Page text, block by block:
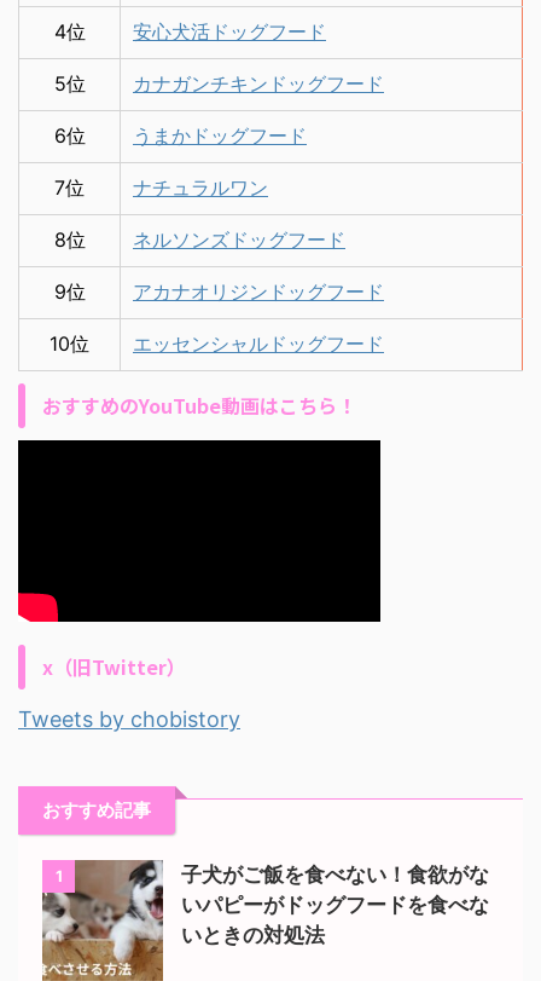
4位 安心犬活ドッグフード
5位 カナガンチキンドッグフード
6位 うまかドッグフード
7位 ナチュラルワン
8位 ネルソンズドッグフード
9位 アカナオリジンドッグフード
10位 エッセンシャルドッグフード
おすすめのYouTube動画はこちら！
x（旧Twitter）
Tweets by chobistory
おすすめ記事
1
子犬がご飯を食べない！食欲がな
いパピーがドッグフードを食べな
いときの対処法